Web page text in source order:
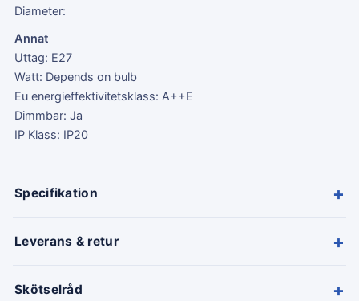
Diameter:
Annat
Uttag: E27
Watt: Depends on bulb
Eu energieffektivitetsklass: A++E
Dimmbar: Ja
IP Klass: IP20
Specifikation +
Leverans & retur +
Skötselråd +